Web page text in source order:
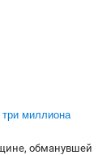
миллиона
обманувшей